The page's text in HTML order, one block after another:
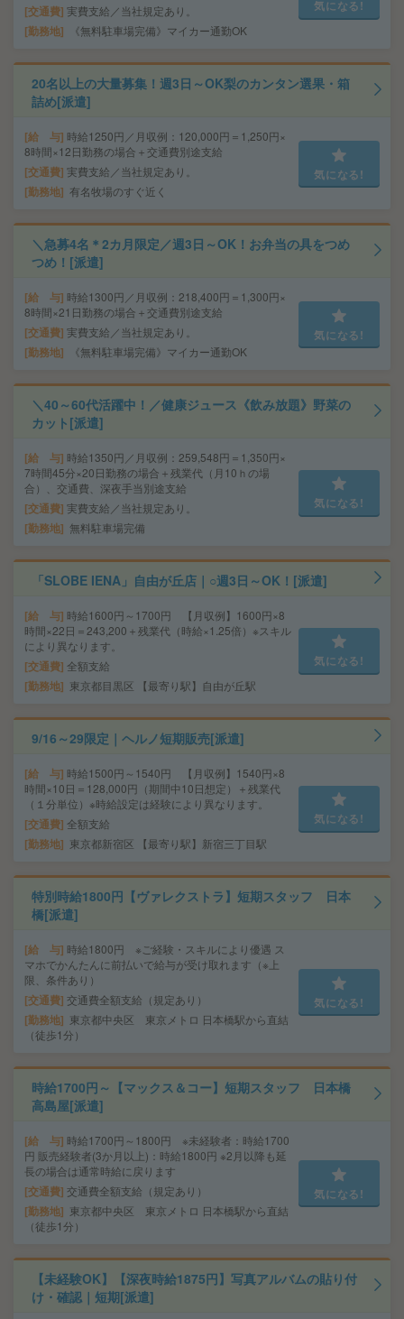
交通費 実費支給／当社規定あり。
勤務地 《無料駐車場完備》マイカー通勤OK
気になる!
20名以上の大量募集！週3日～OK梨のカンタン選果・箱
詰め[派遣]
給 与 時給1250円／月収例：120,000円＝1,250円×
8時間×12日勤務の場合＋交通費別途支給
交通費 実費支給／当社規定あり。
勤務地 有名牧場のすぐ近く
気になる!
＼急募4名＊2カ月限定／週3日～OK！お弁当の具をつめ
つめ！[派遣]
給 与 時給1300円／月収例：218,400円＝1,300円×
8時間×21日勤務の場合＋交通費別途支給
交通費 実費支給／当社規定あり。
勤務地 《無料駐車場完備》マイカー通勤OK
気になる!
＼40～60代活躍中！／健康ジュース《飲み放題》野菜の
カット[派遣]
給 与 時給1350円／月収例：259,548円＝1,350円×
7時間45分×20日勤務の場合＋残業代（月10ｈの場
合）、交通費、深夜手当別途支給
交通費 実費支給／当社規定あり。
勤務地 無料駐車場完備
気になる!
「SLOBE IENA」自由が丘店｜○週3日～OK！[派遣]
給 与 時給1600円～1700円 【月収例】1600円×8
時間×22日＝243,200＋残業代（時給×1.25倍）※スキル
により異なります。
交通費 全額支給
勤務地 東京都目黒区 【最寄り駅】自由が丘駅
気になる!
9/16～29限定｜ヘルノ短期販売[派遣]
給 与 時給1500円～1540円 【月収例】1540円×8
時間×10日＝128,000円（期間中10日想定）＋残業代
（１分単位）※時給設定は経験により異なります。
交通費 全額支給
勤務地 東京都新宿区 【最寄り駅】新宿三丁目駅
気になる!
特別時給1800円【ヴァレクストラ】短期スタッフ 日本
橋[派遣]
給 与 時給1800円 ※ご経験・スキルにより優遇 ス
マホでかんたんに前払いで給与が受け取れます（※上
限、条件あり）
交通費 交通費全額支給（規定あり）
勤務地
東京都中央区 東京メトロ 日本橋駅から直結
（徒歩1分）
気になる!
時給1700円～【マックス＆コー】短期スタッフ 日本橋
高島屋[派遣]
給 与 時給1700円～1800円 ※未経験者：時給1700
円 販売経験者(3か月以上)：時給1800円 ※2月以降も延
長の場合は通常時給に戻ります
交通費 交通費全額支給（規定あり）
勤務地
東京都中央区 東京メトロ 日本橋駅から直結
（徒歩1分）
気になる!
【未経験OK】【深夜時給1875円】写真アルバムの貼り付
け・確認｜短期[派遣]